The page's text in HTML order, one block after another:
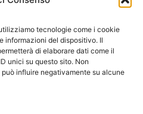
tecnologie come i cookie
informazioni del dispositivo. Il
di elaborare dati come il
unici su questo sito. Non
influire negativamente su alcune